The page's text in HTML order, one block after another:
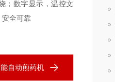
； 数字显示，温控文
安全可靠
自动煎药机